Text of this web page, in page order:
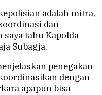
adalah mitra,
dan
tahu Kapolda
Subagja.
penegakan
dengan
apapun bisa